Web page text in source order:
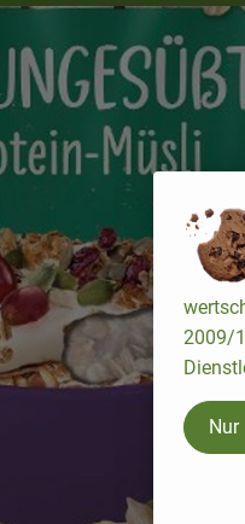
No suitable
2009/
Nur